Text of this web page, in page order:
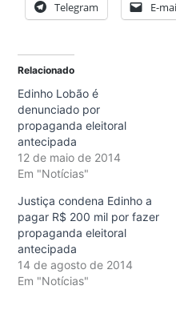
Telegram E-
Relacionado
Edinho Lobão é
denunciado por
propaganda eleitoral
antecipada
12 de maio de 2014
Em "Notícias"
Justiça condena Edinho a
pagar R$ 200 mil por fazer
propaganda eleitoral
antecipada
14 de agosto de 2014
Em "Notícias"